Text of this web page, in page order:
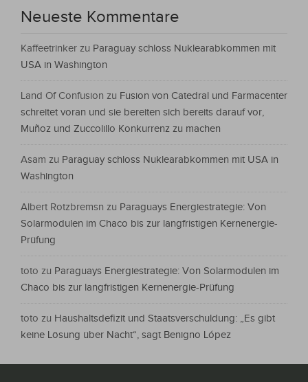
Neueste Kommentare
Kaffeetrinker zu Paraguay schloss Nuklearabkommen mit
USA in Washington
Land Of Confusion zu Fusion von Catedral und Farmacenter
schreitet voran und sie bereiten sich bereits darauf vor,
Muñoz und Zuccolillo Konkurrenz zu machen
Asam zu Paraguay schloss Nuklearabkommen mit USA in
Washington
Albert Rotzbremsn zu Paraguays Energiestrategie: Von
Solarmodulen im Chaco bis zur langfristigen Kernenergie-
Prüfung
toto zu Paraguays Energiestrategie: Von Solarmodulen im
Chaco bis zur langfristigen Kernenergie-Prüfung
toto zu Haushaltsdefizit und Staatsverschuldung: „Es gibt
keine Lösung über Nacht“, sagt Benigno López